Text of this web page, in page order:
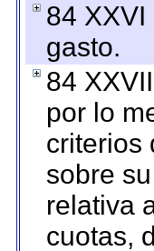
84
gasto.
84
por lo
criterios
sobre
relativa
cuotas,